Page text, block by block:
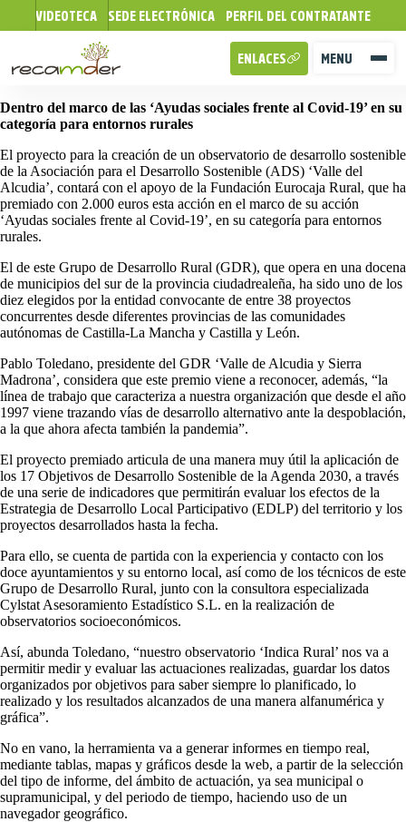
VIDEOTECA SEDE ELECTRÓNICA PERFIL DEL CONTRATANTE
MENU
ENLACES
Dentro del marco de las ‘Ayudas sociales frente al Covid-19’ en su
categoría para entornos rurales
El proyecto para la creación de un observatorio de desarrollo sostenible
de la Asociación para el Desarrollo Sostenible (ADS) ‘Valle del
Alcudia’, contará con el apoyo de la Fundación Eurocaja Rural, que ha
premiado con 2.000 euros esta acción en el marco de su acción
‘Ayudas sociales frente al Covid-19’, en su categoría para entornos
rurales.
El de este Grupo de Desarrollo Rural (GDR), que opera en una docena
de municipios del sur de la provincia ciudadrealeña, ha sido uno de los
diez elegidos por la entidad convocante de entre 38 proyectos
concurrentes desde diferentes provincias de las comunidades
autónomas de Castilla-La Mancha y Castilla y León.
Pablo Toledano, presidente del GDR ‘Valle de Alcudia y Sierra
Madrona’, considera que este premio viene a reconocer, además, “la
línea de trabajo que caracteriza a nuestra organización que desde el año
1997 viene trazando vías de desarrollo alternativo ante la despoblación,
a la que ahora afecta también la pandemia”.
El proyecto premiado articula de una manera muy útil la aplicación de
los 17 Objetivos de Desarrollo Sostenible de la Agenda 2030, a través
de una serie de indicadores que permitirán evaluar los efectos de la
Estrategia de Desarrollo Local Participativo (EDLP) del territorio y los
proyectos desarrollados hasta la fecha.
Para ello, se cuenta de partida con la experiencia y contacto con los
doce ayuntamientos y su entorno local, así como de los técnicos de este
Grupo de Desarrollo Rural, junto con la consultora especializada
Cylstat Asesoramiento Estadístico S.L. en la realización de
observatorios socioeconómicos.
Así, abunda Toledano, “nuestro observatorio ‘Indica Rural’ nos va a
permitir medir y evaluar las actuaciones realizadas, guardar los datos
organizados por objetivos para saber siempre lo planificado, lo
realizado y los resultados alcanzados de una manera alfanumérica y
gráfica”.
No en vano, la herramienta va a generar informes en tiempo real,
mediante tablas, mapas y gráficos desde la web, a partir de la selección
del tipo de informe, del ámbito de actuación, ya sea municipal o
supramunicipal, y del periodo de tiempo, haciendo uso de un
navegador geográfico.